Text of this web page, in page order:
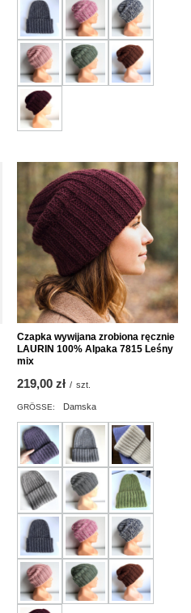
Czapka wywijana zrobiona ręcznie
LAURIN 100% Alpaka 7815 Leśny
mix
219,00 zł / szt.
GRÖSSE: Damska